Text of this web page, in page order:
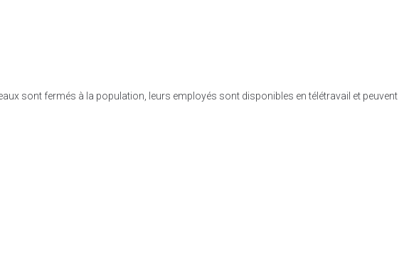
sont fermés à la population, leurs employés sont disponibles en télétravail et peuvent